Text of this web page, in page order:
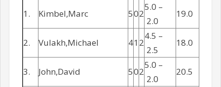
1.
Kimbel,Marc 502
5.0 –
2.0
19.0
2. Vulakh,Michael 41 2
4.5 –
2.5
18.0
3. John,David 502
5.0 –
2.0
20.5